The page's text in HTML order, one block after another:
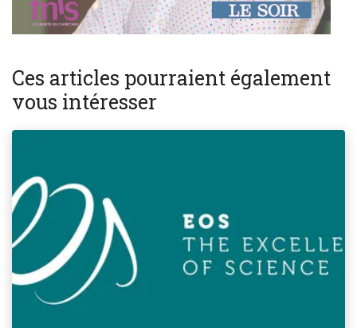
Ces articles pourraient également
vous intéresser